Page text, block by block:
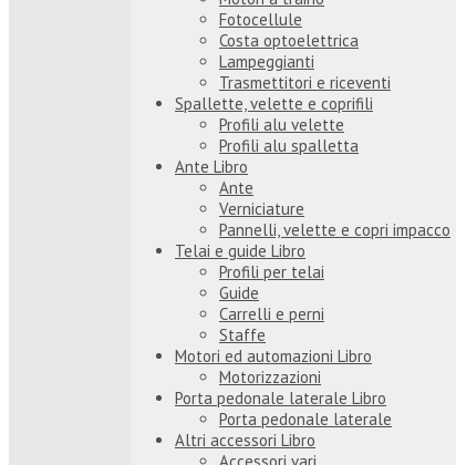
Fotocellule
Costa optoelettrica
Lampeggianti
Trasmettitori e riceventi
Spallette, velette e coprifili
Profili alu velette
Profili alu spalletta
Ante Libro
Ante
Verniciature
Pannelli, velette e copri impacco
Telai e guide Libro
Profili per telai
Guide
Carrelli e perni
Staffe
Motori ed automazioni Libro
Motorizzazioni
Porta pedonale laterale Libro
Porta pedonale laterale
Altri accessori Libro